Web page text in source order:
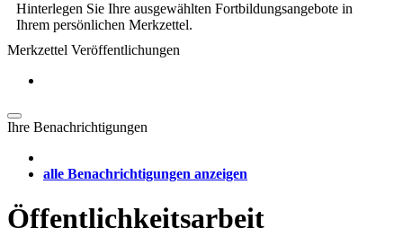
Hinterlegen Sie Ihre ausgewählten Fortbildungsangebote in
Ihrem persönlichen Merkzettel.
Merkzettel Veröffentlichungen
Ihre Benachrichtigungen
alle Benachrichtigungen anzeigen
Öffentlichkeitsarbeit